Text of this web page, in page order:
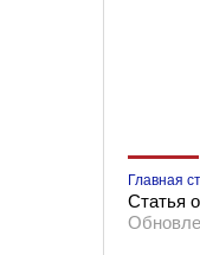
Главная
Статья